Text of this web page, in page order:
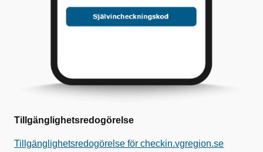
Tillgänglighetsredogörelse
Tillgänglighetsredogörelse för checkin.vgregion.se